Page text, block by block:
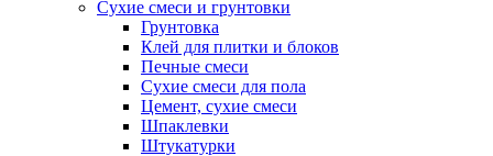
Сухие смеси и грунтовки
Грунтовка
Клей для плитки и блоков
Печные смеси
Сухие смеси для пола
Цемент, сухие смеси
Шпаклевки
Штукатурки